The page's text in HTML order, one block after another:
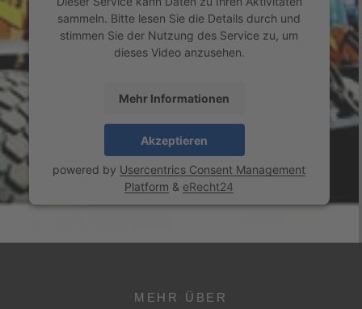
sammeln. Bitte lesen Sie die Details durch und
stimmen Sie der Nutzung des Service zu, um
dieses Video anzusehen.
Mehr Informationen
Akzeptieren
powered by Usercentrics Consent Management
Platform & eRecht24
MEHR ÜBER